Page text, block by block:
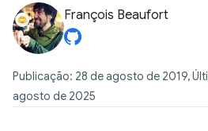
François Beaufort
Publicação: 28 de agosto de 2019,
agosto de 2025